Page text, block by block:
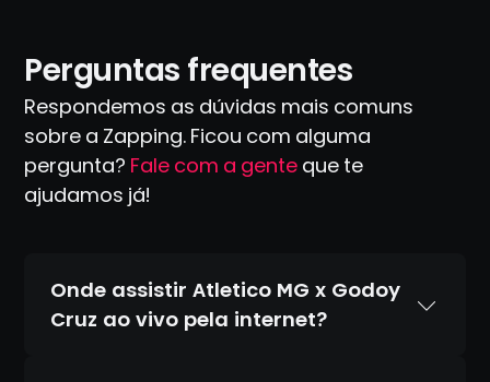
Perguntas frequentes
Respondemos as dúvidas mais comuns
sobre a Zapping. Ficou com alguma
pergunta? Fale com a gente que te
ajudamos já!
Onde assistir Atletico MG x Godoy
Cruz ao vivo pela internet?